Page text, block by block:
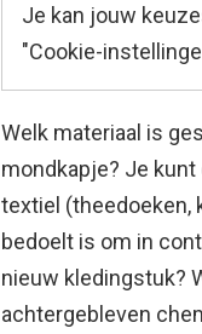
Je kan jouw
"Cookie-
Welk materiaal is
mondkapje? Je
textiel (theedoeken,
bedoelt is om in
nieuw kledingstuk?
achtergebleven